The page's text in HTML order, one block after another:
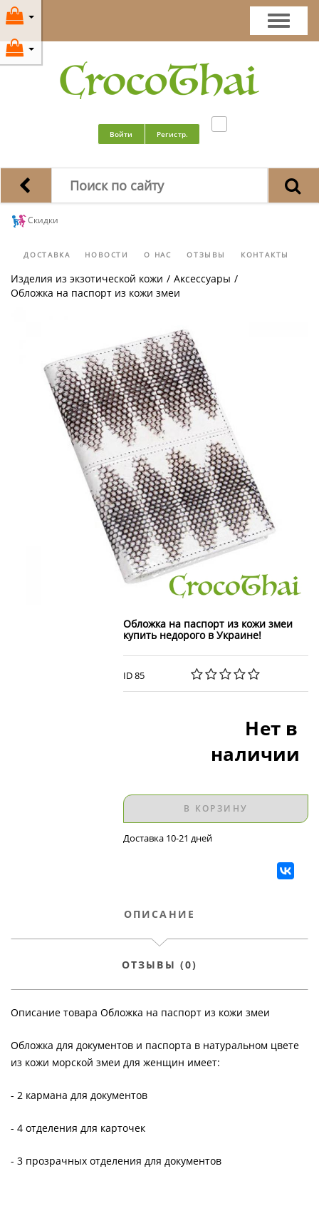
Войти Регистр.
Скидки
ДОСТАВКА НОВОСТИ О НАС ОТЗЫВЫ КОНТАКТЫ
Изделия из экзотической кожи / Аксессуары /
Обложка на паспорт из кожи змеи
Обложка на паспорт из кожи змеи
купить недорого в Украине!
ID 85
Нет в
наличии
В КОРЗИНУ
Доставка 10-21 дней
ОПИСАНИЕ
ОТЗЫВЫ (0)
Описание товара Обложка на паспорт из кожи змеи
Обложка для документов и паспорта в натуральном цвете
из кожи морской змеи для женщин имеет:
- 2 кармана для документов
- 4 отделения для карточек
- 3 прозрачных отделения для документов